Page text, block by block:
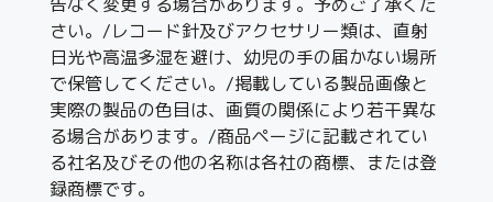
さい。/レコード針及びアクセサリー類は、直射
日光や高温多湿を避け、幼児の手の届かない場所
で保管してください。/掲載している製品画像と
実際の製品の色目は、画質の関係により若干異な
る場合があります。/商品ページに記載されてい
る社名及びその他の名称は各社の商標、または登
録商標です。